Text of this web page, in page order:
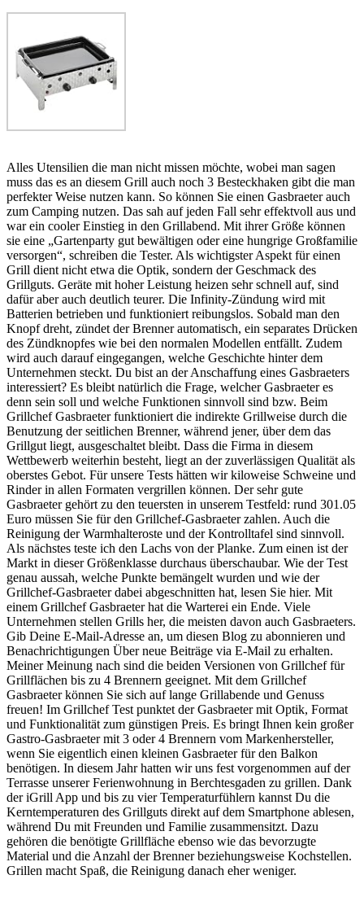
Alles Utensilien die man nicht missen möchte, wobei man sagen
muss das es an diesem Grill auch noch 3 Besteckhaken gibt die man
perfekter Weise nutzen kann. So können Sie einen Gasbraeter auch
zum Camping nutzen. Das sah auf jeden Fall sehr effektvoll aus und
war ein cooler Einstieg in den Grillabend. Mit ihrer Größe können
sie eine „Gartenparty gut bewältigen oder eine hungrige Großfamilie
versorgen“, schreiben die Tester. Als wichtigster Aspekt für einen
Grill dient nicht etwa die Optik, sondern der Geschmack des
Grillguts. Geräte mit hoher Leistung heizen sehr schnell auf, sind
dafür aber auch deutlich teurer. Die Infinity-Zündung wird mit
Batterien betrieben und funktioniert reibungslos. Sobald man den
Knopf dreht, zündet der Brenner automatisch, ein separates Drücken
des Zündknopfes wie bei den normalen Modellen entfällt. Zudem
wird auch darauf eingegangen, welche Geschichte hinter dem
Unternehmen steckt. Du bist an der Anschaffung eines Gasbraeters
interessiert? Es bleibt natürlich die Frage, welcher Gasbraeter es
denn sein soll und welche Funktionen sinnvoll sind bzw. Beim
Grillchef Gasbraeter funktioniert die indirekte Grillweise durch die
Benutzung der seitlichen Brenner, während jener, über dem das
Grillgut liegt, ausgeschaltet bleibt. Dass die Firma in diesem
Wettbewerb weiterhin besteht, liegt an der zuverlässigen Qualität als
oberstes Gebot. Für unsere Tests hätten wir kiloweise Schweine und
Rinder in allen Formaten vergrillen können. Der sehr gute
Gasbraeter gehört zu den teuersten in unserem Testfeld: rund 301.05
Euro müssen Sie für den Grillchef-Gasbraeter zahlen. Auch die
Reinigung der Warmhalteroste und der Kontrolltafel sind sinnvoll.
Als nächstes teste ich den Lachs von der Planke. Zum einen ist der
Markt in dieser Größenklasse durchaus überschaubar. Wie der Test
genau aussah, welche Punkte bemängelt wurden und wie der
Grillchef-Gasbraeter dabei abgeschnitten hat, lesen Sie hier. Mit
einem Grillchef Gasbraeter hat die Warterei ein Ende. Viele
Unternehmen stellen Grills her, die meisten davon auch Gasbraeters.
Gib Deine E-Mail-Adresse an, um diesen Blog zu abonnieren und
Benachrichtigungen Über neue Beiträge via E-Mail zu erhalten.
Meiner Meinung nach sind die beiden Versionen von Grillchef für
Grillflächen bis zu 4 Brennern geeignet. Mit dem Grillchef
Gasbraeter können Sie sich auf lange Grillabende und Genuss
freuen! Im Grillchef Test punktet der Gasbraeter mit Optik, Format
und Funktionalität zum günstigen Preis. Es bringt Ihnen kein großer
Gastro-Gasbraeter mit 3 oder 4 Brennern vom Markenhersteller,
wenn Sie eigentlich einen kleinen Gasbraeter für den Balkon
benötigen. In diesem Jahr hatten wir uns fest vorgenommen auf der
Terrasse unserer Ferienwohnung in Berchtesgaden zu grillen. Dank
der iGrill App und bis zu vier Temperaturfühlern kannst Du die
Kerntemperaturen des Grillguts direkt auf dem Smartphone ablesen,
während Du mit Freunden und Familie zusammensitzt. Dazu
gehören die benötigte Grillfläche ebenso wie das bevorzugte
Material und die Anzahl der Brenner beziehungsweise Kochstellen.
Grillen macht Spaß, die Reinigung danach eher weniger.